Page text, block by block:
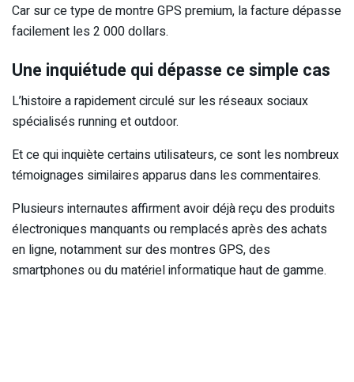
Car sur ce type de montre GPS premium, la facture dépasse
facilement les 2 000 dollars.
Une inquiétude qui dépasse ce simple cas
L’histoire a rapidement circulé sur les réseaux sociaux
spécialisés running et outdoor.
Et ce qui inquiète certains utilisateurs, ce sont les nombreux
témoignages similaires apparus dans les commentaires.
Plusieurs internautes affirment avoir déjà reçu des produits
électroniques manquants ou remplacés après des achats
en ligne, notamment sur des montres GPS, des
smartphones ou du matériel informatique haut de gamme.